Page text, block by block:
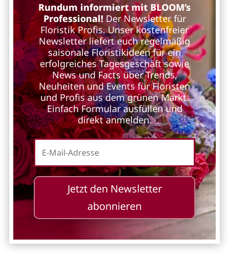
Rundum informiert mit BLOOM’s
Professional!Der Newsletter für
Floristik Profis. Unser kostenfreier
Newsletter liefert euch regelmäßig
saisonale Floristikideen für ein
erfolgreiches Tagesgeschäft sowie
News und Facts über Trends,
Neuheiten und Events für Floristen
und Profis aus dem grünen Markt.
Einfach Formular ausfüllen und
direkt anmelden.
Jetzt den Newsletter
abonnieren